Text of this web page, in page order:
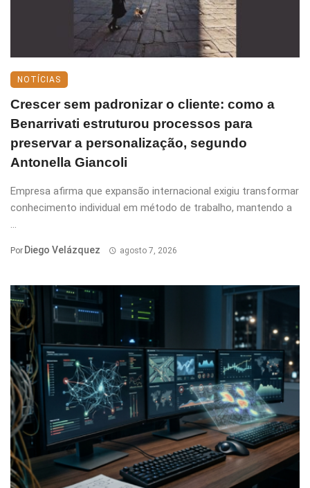
NOTÍCIAS
Crescer sem padronizar o cliente: como a
Benarrivati estruturou processos para
preservar a personalização, segundo
Antonella Giancoli
Empresa afirma que expansão internacional exigiu transformar
conhecimento individual em método de trabalho, mantendo a
...
Por Diego Velázquez agosto 7, 2026